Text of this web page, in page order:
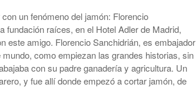
un fenómeno del jamón: Florencio
fundación raíces, en el Hotel Adler de Madrid,
este amigo. Florencio Sanchidrián, es embajador
como empiezan las grandes historias, sin
con su padre ganadería y agricultura. Un
y fue allí donde empezó a cortar jamón, de